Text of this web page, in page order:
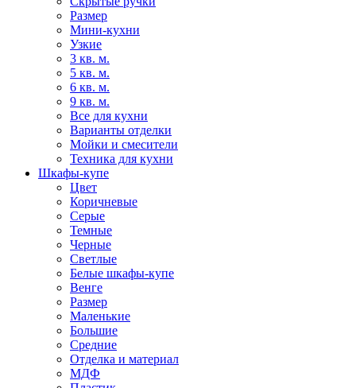
Размер
Мини-кухни
Узкие
3 кв. м.
5 кв. м.
6 кв. м.
9 кв. м.
Все для кухни
Варианты отделки
Мойки и смесители
Техника для кухни
Шкафы-купе
Цвет
Коричневые
Серые
Темные
Черные
Светлые
Белые шкафы-купе
Венге
Размер
Маленькие
Большие
Средние
Отделка и материал
МДФ